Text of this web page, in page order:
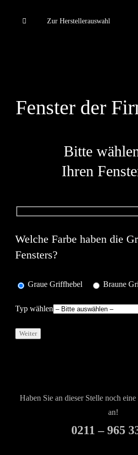
Zur Herstellerauswahl
Fenster der
Bitte
Ihren
Welche Farbe haben die
Fensters?
Graue Griffhebel Braune
Typ wählen
Haben Sie an dieser Stelle noch
an!
0211 – 965